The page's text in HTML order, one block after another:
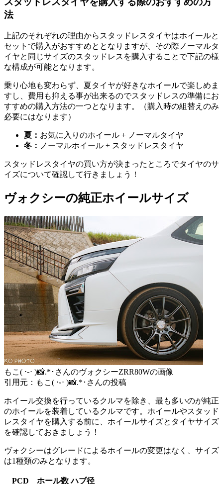
法
上記のそれぞれの理由からスタッドレスタイヤはホイールと
セットで購入がおすすめととなりますが、その際ノーマルタ
イヤと同じサイズのスタッドレスを購入することで下記の様
な構成が可能となります。
乗り心地も変わらず、夏タイヤが好きなホイールで楽しめま
すし、費用も抑える事が出来るのでスタッドレスの準備にお
すすめの購入方法の一つとなります。（購入時の組替えのみ
必要にはなります）
夏： お気に入りのホイール + ノーマルタイヤ
冬： ノーマルホイール + スタッドレスタイヤ
スタッドレスタイヤの買い方が決まったところでタイヤのサ
イズについて確認して行きましょう！
ヴォクシーの純正ホイールサイズ
もこ( ⋅֊⋅ )📸.*･‬さんのヴォクシーZRR80Wの画像
引用元：もこ( ⋅֊⋅ )📸.*･‬さんの投稿
ホイール交換を行っているクルマを除き、最も多いのが純正
のホイールを装着しているクルマです。ホイールやスタッド
レスタイヤを購入する前に、ホイールサイズとタイヤサイズ
を確認しておきましょう！
ヴォクシーはグレードによるホイールの変更はなく、サイズ
は1種類のみとなります。
PCD ホール数 ハブ径